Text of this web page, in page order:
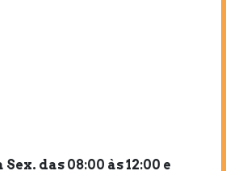
das 08:00 às 12:00 e